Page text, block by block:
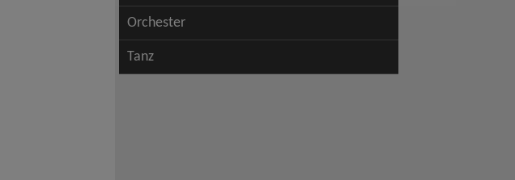
Orchester
Tanz